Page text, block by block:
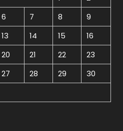
6 7 8
9
13 14 15
16
20 21 22
23
27 28 29
30